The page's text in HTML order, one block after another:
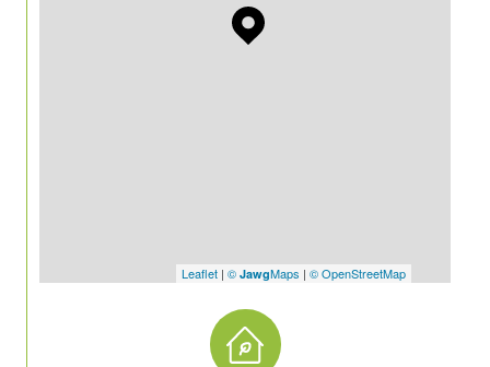
Leaflet | © JawgMaps | © OpenStreetMap